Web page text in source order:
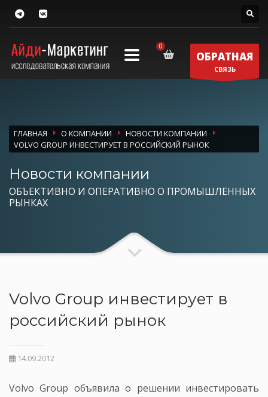
ОБРАТНАЯ
СВЯЗЬ
ГЛАВНАЯ О КОМПАНИИ
НОВОСТИ КОМПАНИИ
VOLVO GROUP ИНВЕСТИРУЕТ В РОССИЙСКИЙ РЫНОК
Новости компании
ОБЪЕКТИВНО И ОПЕРАТИВНО О ПРОМЫШЛЕННЫХ
РЫНКАХ
Volvo Group инвестирует в
российский рынок
14.09.2012
Volvo Group объявила о решении инвестировать